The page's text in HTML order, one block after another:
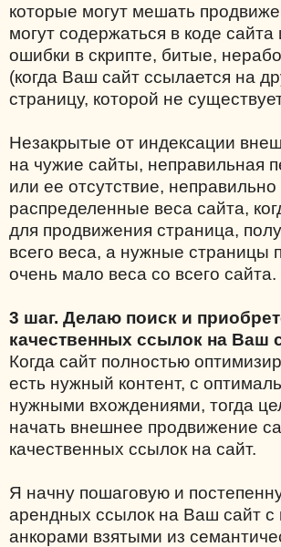
которые могут мешать
могут содержаться в коде
ошибки в скрипте, битые,
(когда Ваш сайт ссылается на
страницу, которой не
Незакрытые от индексации
на чужие сайты, неправильная
или ее отсутствие, неправильно
распределенные веса сайта,
для продвижения страница,
всего веса, а нужные страницы
очень мало веса со всего сайта.
3 шаг. Делаю поиск и
качественных ссылок на Ваш
Когда сайт полностью
есть нужный контент, с
нужными вхождениями, тогда
начать внешнее продвижение
качественных ссылок на сайт.
Я начну пошаговую и
арендных ссылок на Ваш сайт
анкорами взятыми из